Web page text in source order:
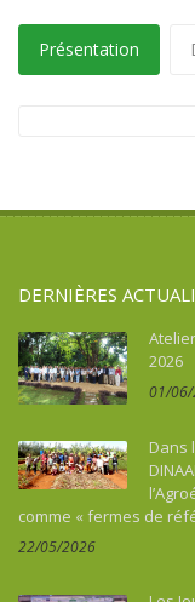
Présentation
DERNIÈRES
2026
01/
Dans
comme « fermes de
22/05/2026